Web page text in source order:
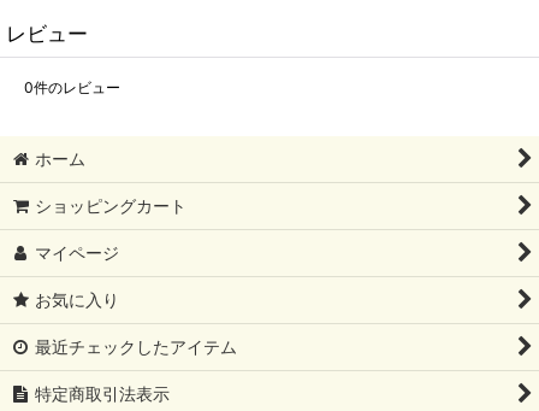
レビュー
0件のレビュー
ホーム
ショッピングカート
マイページ
お気に入り
最近チェックしたアイテム
特定商取引法表示